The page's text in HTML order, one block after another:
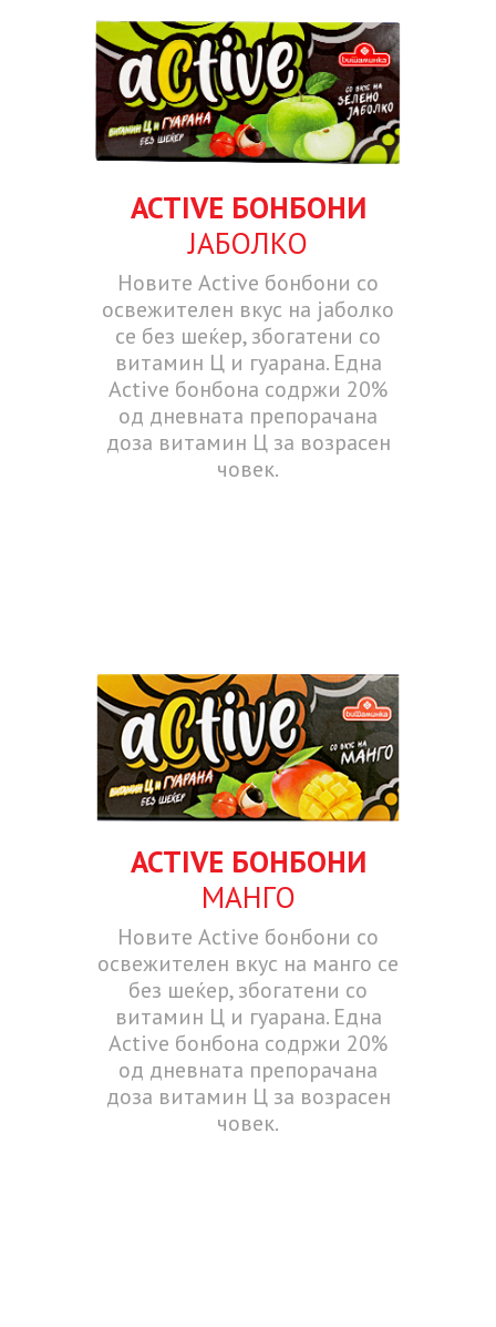
ACTIVE БОНБОНИ
ЈАБОЛКО
Новите Active бонбони со
освежителен вкус на јаболко
се без шеќер, збогатени со
витамин Ц и гуарана. Една
Active бонбона содржи 20%
од дневната препорачана
доза витамин Ц за возрасен
човек.
ACTIVE БОНБОНИ
МАНГО
Новите Active бонбони со
освежителен вкус на манго се
без шеќер, збогатени со
витамин Ц и гуарана. Една
Active бонбона содржи 20%
од дневната препорачана
доза витамин Ц за возрасен
човек.